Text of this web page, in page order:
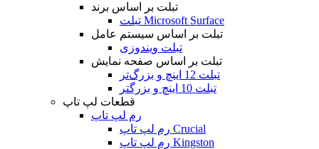
تبلت بر اساس برند
تبلت Microsoft Surface
تبلت بر اساس سیستم عامل
تبلت ویندوزی
تبلت بر اساس صفحه نمایش
تبلت 12 اینچ و بزرگ‌تر
تبلت 10 اینچ و بزرگتر
قطعات لپ تاپ
رم لپ تاپ
رم لپ تاپ Crucial
رم لپ تاپ Kingston